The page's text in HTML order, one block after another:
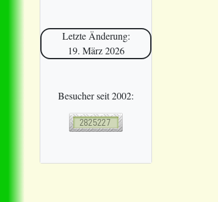
Letzte Änderung:
19. März 2026
Besucher seit 2002: